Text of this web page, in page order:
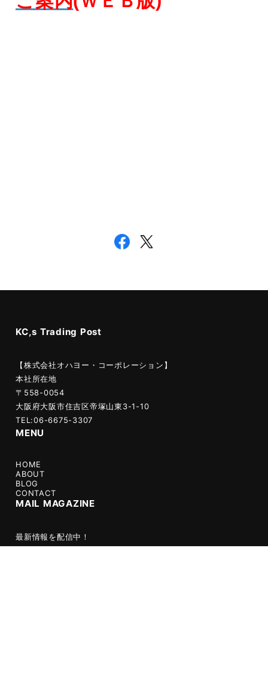
KC,s Trading Post
【株式会社オハヨー・コーポレーション】
本社所在地
〒558-0054
大阪府大阪市住吉区帝塚山東3-1-10
TEL:06-6675-3307
MENU
HOME
ABOUT
BLOG
CONTACT
MAIL MAGAZINE
最新情報を配信中！